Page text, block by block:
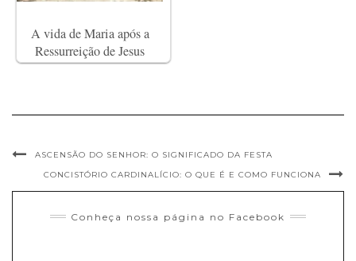
A vida de Maria após a
Ressurreição de Jesus
ASCENSÃO DO SENHOR: O SIGNIFICADO DA FESTA
CONCISTÓRIO CARDINALÍCIO: O QUE É E COMO FUNCIONA
Conheça nossa página no Facebook